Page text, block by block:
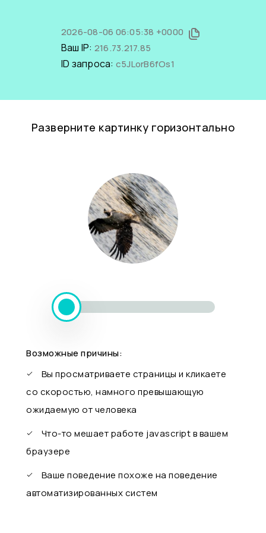
2026-08-06 06:05:38 +0000
Ваш IP: 216.73.217.85
ID запроса: c5JLorB6fOs1
Разверните картинку горизонтально
Возможные причины:
Вы просматриваете страницы и кликаете
со скоростью, намного превышающую
ожидаемую от человека
Что-то мешает работе javascript в вашем
браузере
Ваше поведение похоже на поведение
автоматизированных систем